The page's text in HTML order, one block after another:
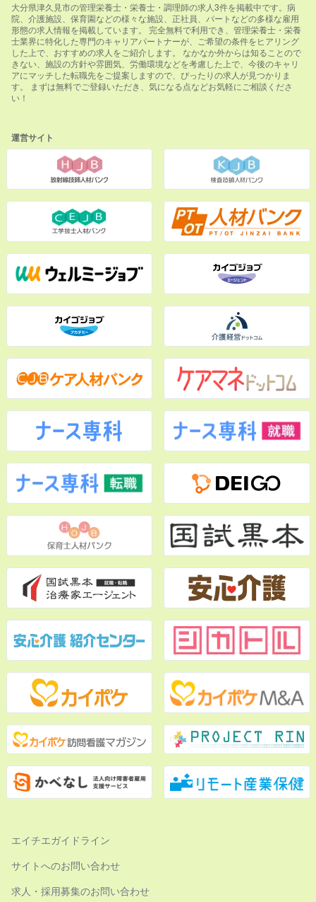
大分県津久見市の管理栄養士・栄養士・調理師の求人3件を掲載中です。病
院、介護施設、保育園などの様々な施設、正社員、パートなどの多様な雇用
形態の求人情報を掲載しています。 完全無料で利用でき、管理栄養士・栄養
士業界に特化した専門のキャリアパートナーが、ご希望の条件をヒアリング
した上で、おすすめの求人をご紹介します。 なかなか外からは知ることので
きない、施設の方針や雰囲気、労働環境などを考慮した上で、今後のキャリ
アにマッチした転職先をご提案しますので、ぴったりの求人が見つかりま
す。 まずは無料でご登録いただき、気になる点などお気軽にご相談くださ
い！
運営サイト
エイチエガイドライン
サイトへのお問い合わせ
求人・採用募集のお問い合わせ